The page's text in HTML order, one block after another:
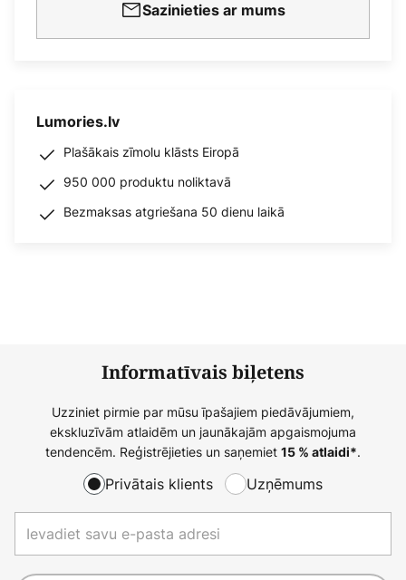
Sazinieties ar mums
Lumories.lv
Plašākais zīmolu klāsts Eiropā
950 000 produktu noliktavā
Bezmaksas atgriešana 50 dienu laikā
Informatīvais biļetens
Uzziniet pirmie par mūsu īpašajiem piedāvājumiem,
ekskluzīvām atlaidēm un jaunākajām apgaismojuma
tendencēm. Reģistrējieties un saņemiet 15 % atlaidi*.
Privātais klients Uzņēmums